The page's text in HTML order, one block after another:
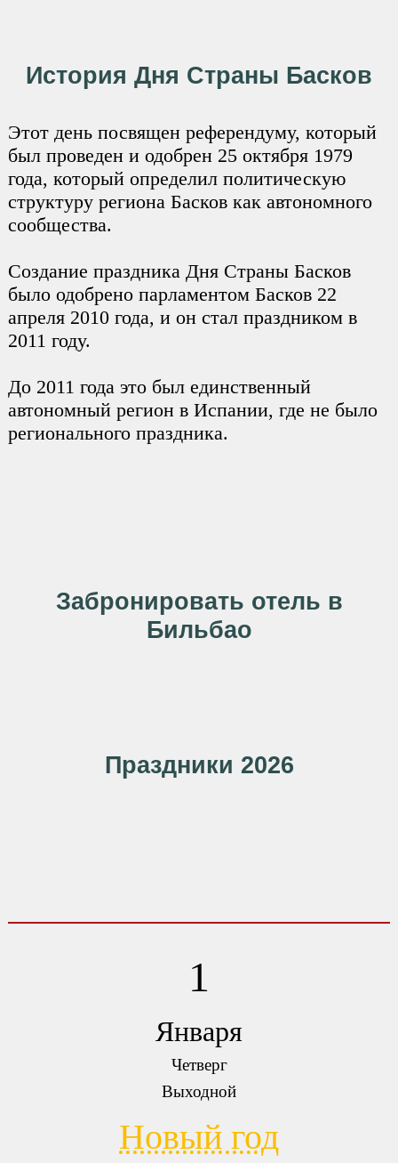
История Дня Страны Басков
Этот день посвящен референдуму, который
был проведен и одобрен 25 октября 1979
года, который определил политическую
структуру региона Басков как автономного
сообщества.
Создание праздника Дня Страны Басков
было одобрено парламентом Басков 22
апреля 2010 года, и он стал праздником в
2011 году.
До 2011 года это был единственный
автономный регион в Испании, где не было
регионального праздника.
Забронировать отель в
Бильбао
Праздники 2026
1
Января
Четверг
Выходной
Новый год